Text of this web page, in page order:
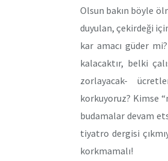
Olsun bakın böyle
duyulan, çekirdeği
kar amacı güder
kalacaktır, belki
zorlayacak-
korkuyoruz? Kimse
budamalar devam
tiyatro dergisi
korkmamalı!